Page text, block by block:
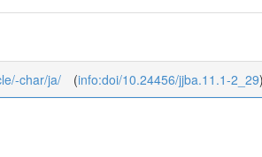
char/ja/ (info:doi/10.24456/jjba.11.1-2_29